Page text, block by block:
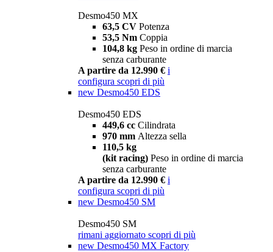
Desmo450 MX
63,5 CV Potenza
53,5 Nm Coppia
104,8 kg Peso in ordine di marcia
senza carburante
A partire da 12.990 € i
configura scopri di più
new Desmo450 EDS
Desmo450 EDS
449,6 cc Cilindrata
970 mm Altezza sella
110,5 kg
(kit racing) Peso in ordine di marcia
senza carburante
A partire da 12.990 € i
configura scopri di più
new Desmo450 SM
Desmo450 SM
rimani aggiornato scopri di più
new Desmo450 MX Factory